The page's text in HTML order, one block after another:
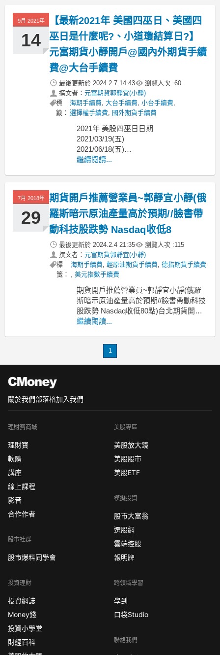
【期貨 假期通知】&【股市休市】(現貨
市場)
1/3(一):日本元旦假期
1/10(
9月 2021年
14
【最新2021年 美國四巫日、美國四
巫日是什麼呢?、小道瓊結算日?】
元富期貨小靜開戶@國內外期貨手續
費@大台手續費
最後更新於 2024.2.7 14:43 瀏覽人次 :60
撰文者： 元富期貨郭靜宜(小靜)
標
籤：
海期手續費, 大台手續費, 小台手續費,
選擇權手續費, 國外期貨手續費
2021年 美股四巫日日期
2021/03/19(五)
2021/06/18(五)
2021/09/17(五)
是什麼呢?、小道瓊結算日?】元富期貨
小靜開戶@國內外期貨手續費@大台手
續費@小台手續費@選
繼續閱讀...
7月 2018年
29
期貨開戶推薦營業員~郭靜宜小靜(俄
羅斯暗示原油產量高於預期//臉書帶
動科技股跌勢 Nasdaq收低8
最後更新於 2024.2.4 21:35 瀏覽人次 :115
撰文者： 元富期貨郭靜宜(小靜)
標
籤：
海期手續費, 輕原油期貨手續費, 德指期貨手續費
, 美元指數手續費
期貨開戶推薦營業員~郭靜宜小靜(俄羅
斯暗示原油產量高於預期//臉書帶動科技
股跌勢 Nasdaq收低80點)台北期貨開戶
@桃園期貨開戶@中壢期貨開戶@新竹
元富期貨~小靜、國內外期貨手續費、元
繼續閱讀...
1
關於我們部落格加入我們
理財寶商城
理財寶
軟體
講座
線上課程
影音
合作作者
股市社群
股市爆料同學會
投資理財
投資網誌
Money錢
投資小學堂
財經百科
美股專區
美股放大鏡
美股股市
美股ETF
模擬投資
股市大富翁
選股網
雲端控股
報明牌
跨領域學習
學到
口袋Studio
聯絡我們